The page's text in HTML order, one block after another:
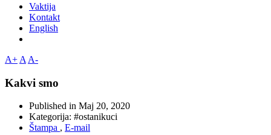
Vaktija
Kontakt
English
A+ A A-
Kakvi smo
Published in Maj 20, 2020
Kategorija: #ostanikuci
Štampa , E-mail